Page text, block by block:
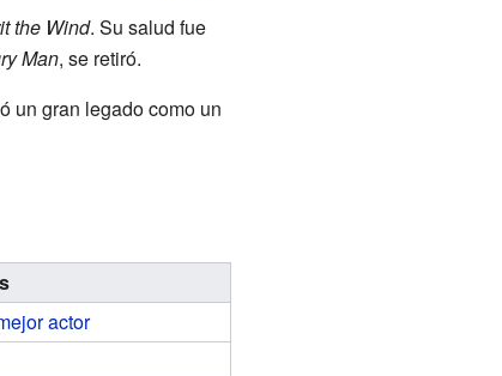
the Wind. Su salud fue
Man, se retiró.
un gran legado como un
actor